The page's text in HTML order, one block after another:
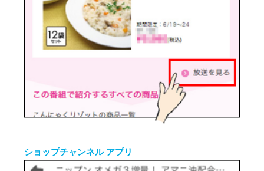
ショップチャンネル アプリ